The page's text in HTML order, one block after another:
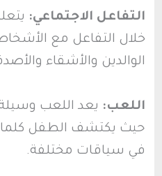
التفاعل الاجتماعي:
خلال التفاعل مع
الوالدين والأشقاء
اللعب: يعد اللعب
حيث يكتشف الطفل
في سياقات مختلفة.